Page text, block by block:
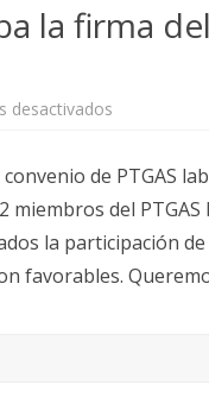
la firma
desactivados
aprueba
la
firma
del
Convenio
Colectivo
de PTGAS
del
la participación
favorables.